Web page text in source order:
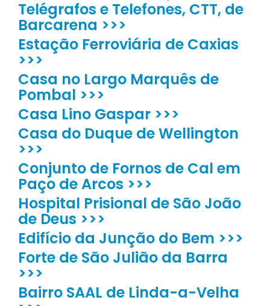
Telégrafos e Telefones, CTT, de
Barcarena >>>
Estação Ferroviária de Caxias
>>>
Casa no Largo Marquês de
Pombal >>>
Casa Lino Gaspar >>>
Casa do Duque de Wellington
>>>
Conjunto de Fornos de Cal em
Paço de Arcos >>>
Hospital Prisional de São João
de Deus >>>
Edifício da Junção do Bem >>>
Forte de São Julião da Barra
>>>
Bairro SAAL de Linda-a-Velha